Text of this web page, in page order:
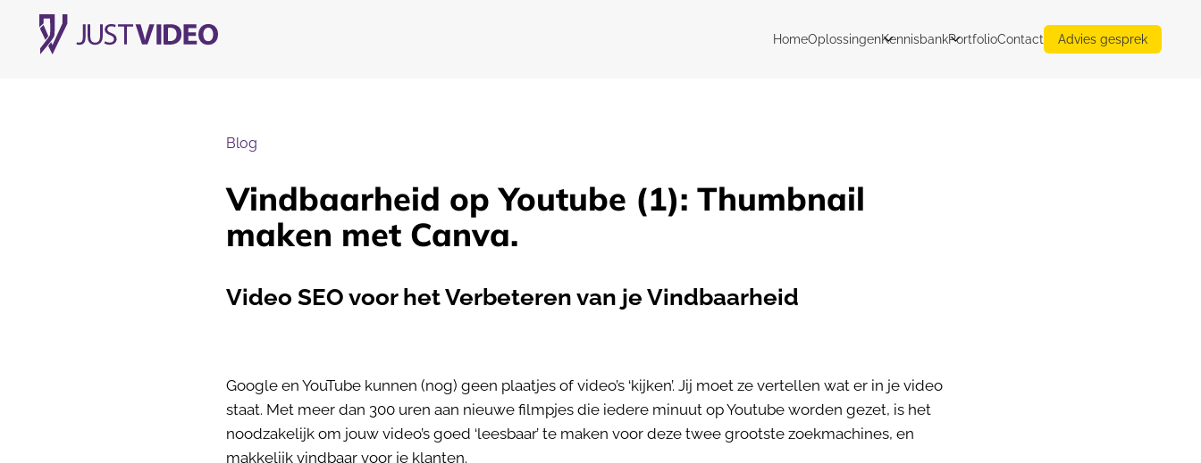
HomeOplossingenKennisbankPortfolioContact Advies gesprek
Blog
Vindbaarheid op Youtube (1): Thumbnail
maken met Canva.
Video SEO voor het Verbeteren van je Vindbaarheid
Google en YouTube kunnen (nog) geen plaatjes of video’s ‘kijken’. Jij moet ze vertellen wat er in je video
staat. Met meer dan 300 uren aan nieuwe filmpjes die iedere minuut op Youtube worden gezet, is het
noodzakelijk om jouw video’s goed ‘leesbaar’ te maken voor deze twee grootste zoekmachines, en
makkelijk vindbaar voor je klanten.